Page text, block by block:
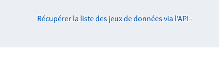
Récupérer la liste des jeux de données via l'API -